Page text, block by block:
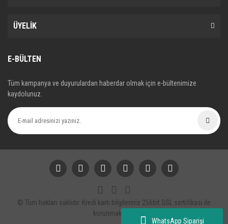
WhatsApp Siparişi
ÜYELİK
E-BÜLTEN
Tüm kampanya ve duyurulardan haberdar olmak için e-bültenimize
kaydolunuz.
© Tüm hakları saklıdır. Kredi kartı bilgileriniz 256bit SSL sertifikası ile
korunmaktadır.